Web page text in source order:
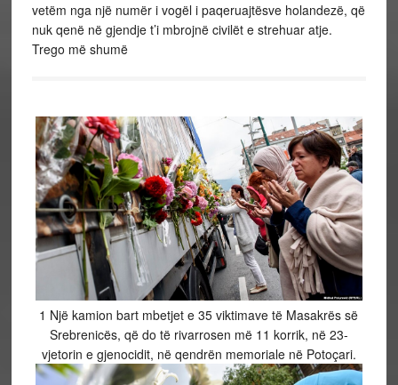
vetëm nga një numër i vogël i paqeruajtësve holandezë, që
nuk qenë në gjendje t’i mbrojnë civilët e strehuar atje.
Trego më shumë
1 Një kamion bart mbetjet e 35 viktimave të Masakrës së
Srebrenicës, që do të rivarrosen më 11 korrik, në 23-
vjetorin e gjenocidit, në qendrën memoriale në Potoçari.